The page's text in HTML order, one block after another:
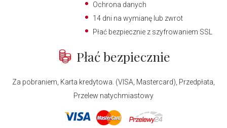
Ochrona danych
14 dni na wymianę lub zwrot
Płać bezpiecznie z szyfrowaniem SSL
Płać bezpiecznie
Za pobraniem, Karta kredytowa. (VISA, Mastercard), Przedpłata,
Przelew natychmiastowy